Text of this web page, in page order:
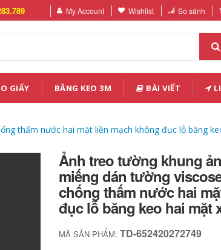
My Account Wishlist So sánh
GIẤY BĂNG KEO 3M BÀI VIẾT
thấm nước hai mặt liền mạch không đục lỗ băng
Ảnh treo tường khung
miếng dán tường
chống thấm nước hai
đục lỗ băng keo hai mặt
MÃ SẢN PHẨM:TD-652420272749